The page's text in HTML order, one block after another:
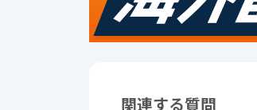
関連する質問